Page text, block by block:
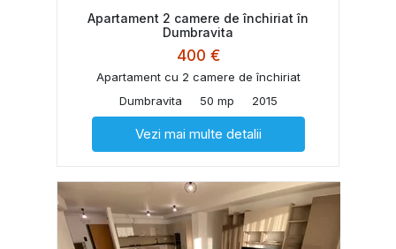
Apartament 2 camere de închiriat în
Dumbravita
400 €
Apartament cu 2 camere de închiriat
Dumbravita
50 mp 2015
Vezi mai multe detalii